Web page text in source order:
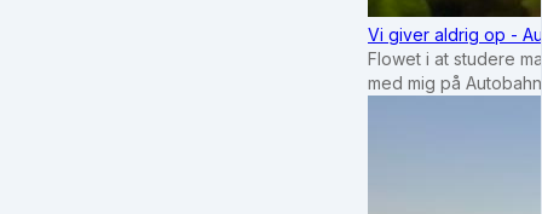
Vi giver aldrig op -
Flowet i at studere
med mig på